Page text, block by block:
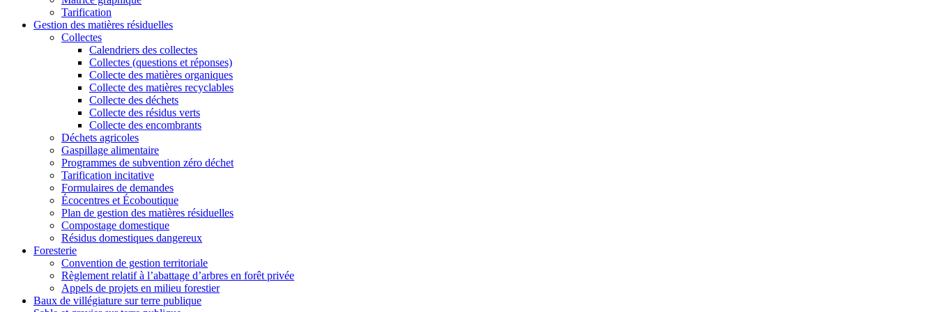
Tarification
Gestion des matières résiduelles
Collectes
Calendriers des collectes
Collectes (questions et réponses)
Collecte des matières organiques
Collecte des matières recyclables
Collecte des déchets
Collecte des résidus verts
Collecte des encombrants
Déchets agricoles
Gaspillage alimentaire
Programmes de subvention zéro déchet
Tarification incitative
Formulaires de demandes
Écocentres et Écoboutique
Plan de gestion des matières résiduelles
Compostage domestique
Résidus domestiques dangereux
Foresterie
Convention de gestion territoriale
Règlement relatif à l’abattage d’arbres en forêt privée
Appels de projets en milieu forestier
Baux de villégiature sur terre publique